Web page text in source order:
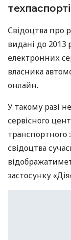
Свідоцтва про
видані до 2013
електронних
власника
онлайн.
У такому разі
сервісного
транспортного
свідоцтва
застосунку